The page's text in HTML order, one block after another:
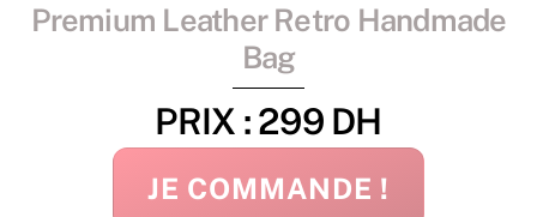
Premium Leather Retro Handmade
Bag
PRIX : 299 DH
JE COMMANDE !